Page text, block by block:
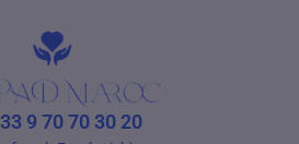
9 70 70 30 20